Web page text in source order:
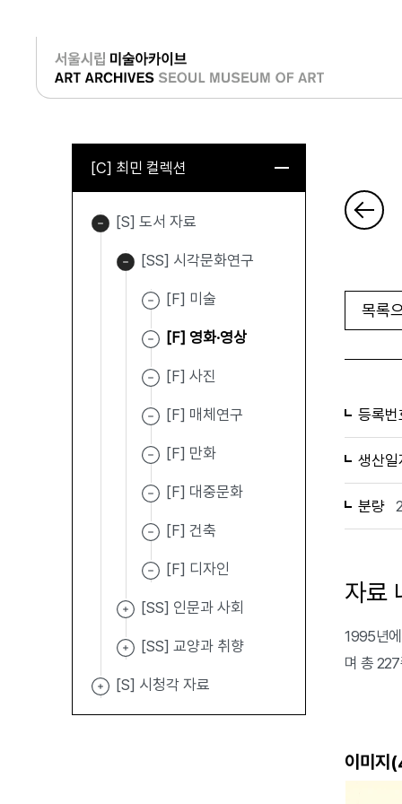
로그인
[C] 최민 컬렉션
[S] 도서 자료
[SS] 시각문화연구
[F] 미술
[F] 영화·영상
[F] 사진
[F] 매체연구
[F] 만화
[F] 대중문화
[F] 건축
[F] 디자인
[SS] 인문과 사회
[SS] 교양과 취향
[S] 시청각 자료
목록
등록번
생산일
분량
자료
1995년
며 총
이미지(